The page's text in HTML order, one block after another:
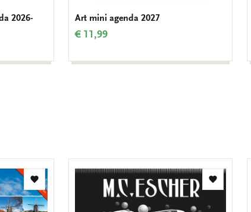
2026-
Art mini agenda 2027
€ 11,99
Toevoegen
aan
verlanglijst
Toevoegen